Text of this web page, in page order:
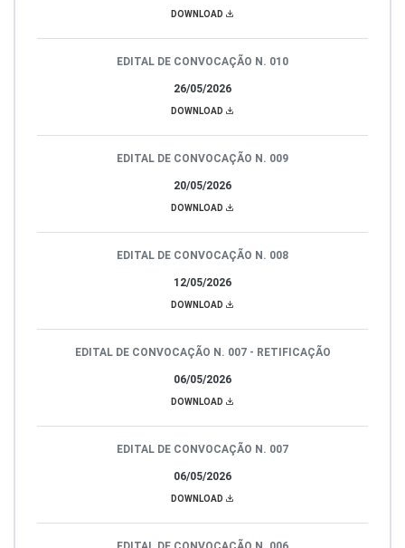
DOWNLOAD
26/05/2026
EDITAL DE CONVOCAÇÃO N. 010
DOWNLOAD
20/05/2026
EDITAL DE CONVOCAÇÃO N. 009
DOWNLOAD
12/05/2026
EDITAL DE CONVOCAÇÃO N. 008
DOWNLOAD
06/05/2026
EDITAL DE CONVOCAÇÃO N. 007 - RETIFICAÇÃO
DOWNLOAD
06/05/2026
EDITAL DE CONVOCAÇÃO N. 007
DOWNLOAD